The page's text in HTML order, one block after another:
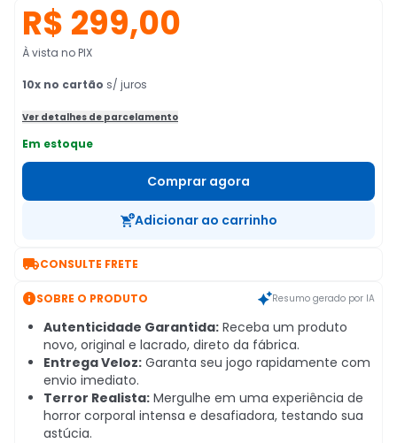
R$ 299,00
À vista no PIX
10x no cartão s/ juros
Ver detalhes de parcelamento
Em estoque
Comprar agora
Adicionar ao carrinho
CONSULTE FRETE
SOBRE O PRODUTO Resumo gerado por IA
Autenticidade Garantida: Receba um produto
novo, original e lacrado, direto da fábrica.
Entrega Veloz: Garanta seu jogo rapidamente com
envio imediato.
Terror Realista: Mergulhe em uma experiência de
horror corporal intensa e desafiadora, testando sua
astúcia.